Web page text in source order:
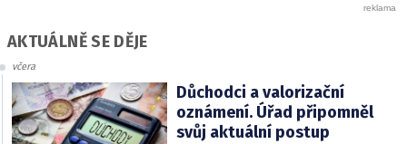
AKTUÁLNĚ SE DĚJE
včera
Důchodci a valorizační
oznámení. Úřad připomněl
svůj aktuální postup